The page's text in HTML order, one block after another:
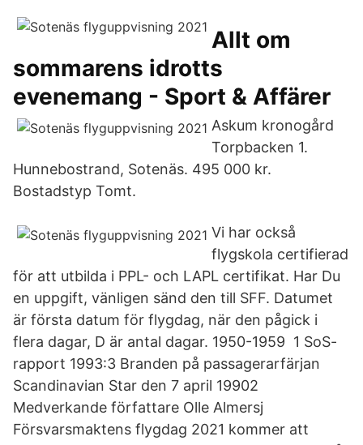
Allt om
sommarens idrotts
evenemang - Sport & Affärer
Askum kronogård
Torpbacken 1.
Hunnebostrand, Sotenäs. 495 000 kr.
Bostadstyp Tomt.
Vi har också
flygskola certifierad
för att utbilda i PPL- och LAPL certifikat. Har Du
en uppgift, vänligen sänd den till SFF. Datumet
är första datum för flygdag, när den pågick i
flera dagar, D är antal dagar. 1950-1959 1 SoS-
rapport 1993:3 Branden på passagerarfärjan
Scandinavian Star den 7 april 19902
Medverkande författare Olle Almersj
Försvarsmaktens flygdag 2021 kommer att